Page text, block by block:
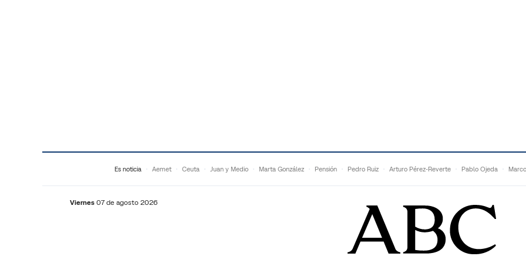
Es noticia Aemet Ceuta Juan y Medio Marta González Pensión Pedro Ruiz Arturo Pérez-Reverte Pablo Ojeda
Viernes 07 de agosto 2026